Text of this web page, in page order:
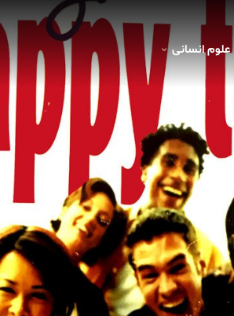
علوم انسانی